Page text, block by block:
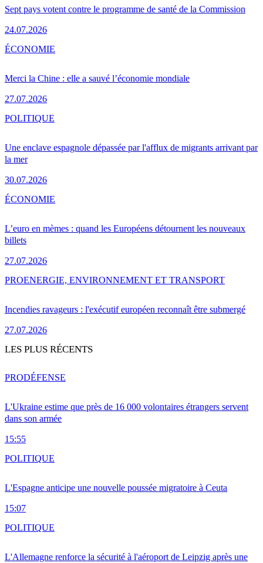
Sept pays votent contre le programme de santé de la Commission
24.07.2026
Merci la Chine : elle a sauvé l’économie mondiale
27.07.2026
ÉCONOMIE
Une enclave espagnole dépassée par l'afflux de migrants arrivant par
la mer
30.07.2026
POLITIQUE
L’euro en mèmes : quand les Européens détournent les nouveaux
billets
27.07.2026
ÉCONOMIE
Incendies ravageurs : l'exécutif européen reconnaît être submergé
27.07.2026
PROENERGIE, ENVIRONNEMENT ET TRANSPORT
LES PLUS RÉCENTS
L'Ukraine estime que près de 16 000 volontaires étrangers servent
dans son armée
15:55
PRODÉFENSE
L'Espagne anticipe une nouvelle poussée migratoire à Ceuta
15:07
POLITIQUE
L'Allemagne renforce la sécurité à l'aéroport de Leipzig après une
POLITIQUE